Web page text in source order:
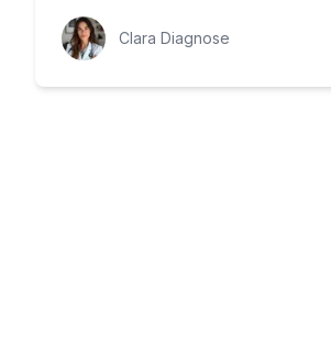
aus vielen verschiedenen Teilen...
Clara Diagnose